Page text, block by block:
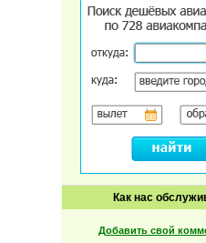
Как нас
Добавить свой